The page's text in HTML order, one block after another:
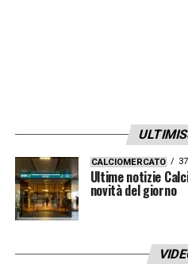
CALCIOMERCATO
Ultime notizie
novità del giorno